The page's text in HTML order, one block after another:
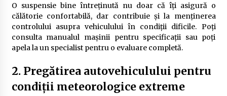
O suspensie bine întreținută nu doar că îți asigură o
călătorie confortabilă, dar contribuie și la menținerea
controlului asupra vehiculului în condiții dificile. Poți
consulta manualul mașinii pentru specificații sau poți
apela la un specialist pentru o evaluare completă.
2. Pregătirea autovehiculului pentru
condiții meteorologice extreme